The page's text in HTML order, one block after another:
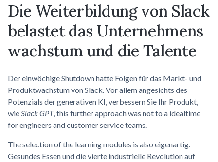
Die Weiterbildung von Slack
belastet das Unternehmens
wachstum und die Talente
Der einwöchige Shutdown hatte Folgen für das Markt- und
Produktwachstum von Slack. Vor allem angesichts des
Potenzials der generativen KI, verbessern Sie Ihr Produkt,
wie Slack GPT, this further approach was not to a idealtime
for engineers and customer service teams.
The selection of the learning modules is also eigenartig.
Gesundes Essen und die vierte industrielle Revolution auf